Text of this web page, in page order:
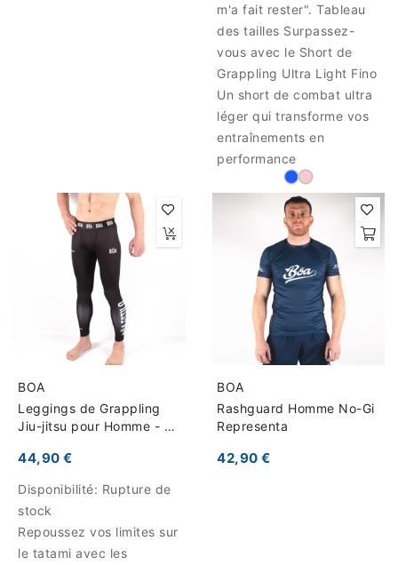
m'a fait rester". Tableau
des tailles Surpassez-
vous avec le Short de
Grappling Ultra Light Fino
Un short de combat ultra
léger qui transforme vos
entraînements en
performance
BOA
Leggings de Grappling
Jiu-jitsu pour Homme - O
44,90 €
Disponibilité: Rupture de
stock
Repoussez vos limites sur
le tatami avec les
BOA
Rashguard Homme No-Gi
Representa
42,90 €